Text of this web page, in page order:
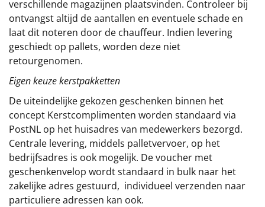
verschillende magazijnen plaatsvinden. Controleer bij
ontvangst altijd de aantallen en eventuele schade en
laat dit noteren door de chauffeur. Indien levering
geschiedt op pallets, worden deze niet
retourgenomen.
Eigen keuze kerstpakketten
De uiteindelijke gekozen geschenken binnen het
concept Kerstcomplimenten worden standaard via
PostNL op het huisadres van medewerkers bezorgd.
Centrale levering, middels palletvervoer, op het
bedrijfsadres is ook mogelijk. De voucher met
geschenkenvelop wordt standaard in bulk naar het
zakelijke adres gestuurd, individueel verzenden naar
particuliere adressen kan ook.